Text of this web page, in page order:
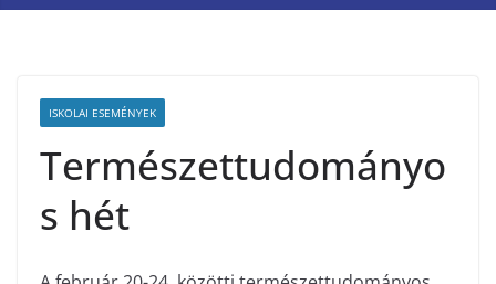
ISKOLAI ESEMÉNYEK
Természettudományo
s hét